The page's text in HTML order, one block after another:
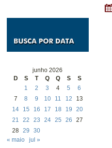
junho 2026
D
S T Q Q S
S
1
2 3 4 5
6
7
8 9 10 11 12
13
14
15 16 17 18 19
20
21
22 23 24 25 26
27
28 29
30
« maio
jul »